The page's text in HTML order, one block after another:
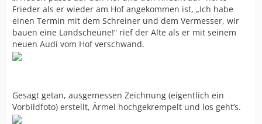
Frieder als er wieder am Hof angekommen ist, „Ich habe
einen Termin mit dem Schreiner und dem Vermesser, wir
bauen eine Landscheune!“ rief der Alte als er mit seinem
neuen Audi vom Hof verschwand.
Gesagt getan, ausgemessen Zeichnung (eigentlich ein
Vorbildfoto) erstellt, Ärmel hochgekrempelt und los geht’s.